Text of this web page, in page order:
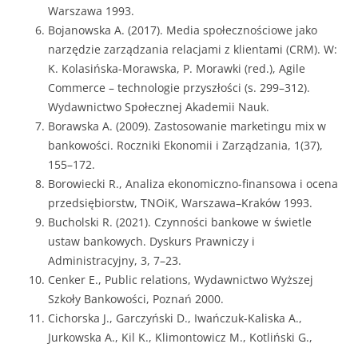
Warszawa 1993.
Bojanowska A. (2017). Media społecznościowe jako
narzędzie zarządzania relacjami z klientami (CRM). W:
K. Kolasińska-Morawska, P. Morawki (red.), Agile
Commerce – technologie przyszłości (s. 299–312).
Wydawnictwo Społecznej Akademii Nauk.
Borawska A. (2009). Zastosowanie marketingu mix w
bankowości. Roczniki Ekonomii i Zarządzania, 1(37),
155–172.
Borowiecki R., Analiza ekonomiczno-finansowa i ocena
przedsiębiorstw, TNOiK, Warszawa–Kraków 1993.
Bucholski R. (2021). Czynności bankowe w świetle
ustaw bankowych. Dyskurs Prawniczy i
Administracyjny, 3, 7–23.
Cenker E., Public relations, Wydawnictwo Wyższej
Szkoły Bankowości, Poznań 2000.
Cichorska J., Garczyński D., Iwańczuk-Kaliska A.,
Jurkowska A., Kil K., Klimontowicz M., Kotliński G.,